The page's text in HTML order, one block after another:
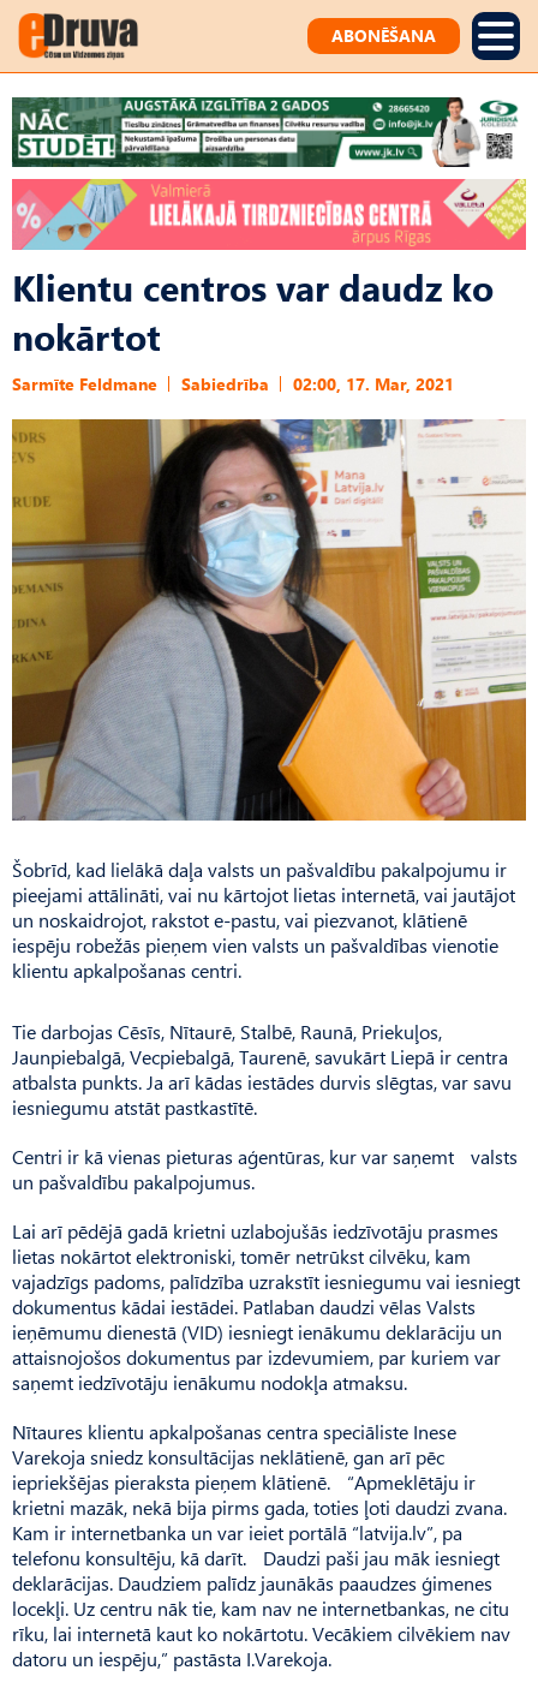
ABONĒŠANA
Klientu centros var daudz ko
nokārtot
Sarmīte Feldmane Sabiedrība 02:00, 17. Mar, 2021
Šobrīd, kad lielākā daļa valsts un pašvaldību pakalpojumu ir
pieejami attālināti, vai nu kārtojot lietas internetā, vai jautājot
un noskaidrojot, rakstot e-pastu, vai piezvanot, klātienē
iespēju robežās pieņem vien valsts un pašvaldības vienotie
klientu apkalpošanas centri.
Tie darbojas Cēsīs, Nītau­rē, Stalbē, Raunā, Priekuļos,
Jaunpiebalgā, Vecpiebalgā, Tau­renē, savukārt Liepā ir centra
atbalsta punkts. Ja arī kādas iestādes durvis slēgtas, var savu
iesniegumu atstāt pastkastītē.
Centri ir kā vienas pieturas aģentūras, kur var saņemt valsts
un pašvaldību pakalpojumus.
Lai arī pēdējā gadā krietni uzlabojušās iedzīvotāju prasmes
lietas nokārtot elektroniski, tomēr netrūkst cilvēku, kam
vajadzīgs padoms, palīdzība uzrakstīt iesniegumu vai iesniegt
dokumentus kādai iestādei. Patlaban daudzi vēlas Valsts
ieņēmumu dienestā (VID) iesniegt ienākumu deklarāciju un
attaisnojošos dokumentus par izdevumiem, par kuriem var
saņemt iedzīvotāju ienākumu nodokļa atmaksu.
Nītaures klientu apkalpošanas centra speciāliste Inese
Varekoja sniedz konsultācijas neklātienē, gan arī pēc
iepriekšējas pieraksta pieņem klātienē. “Apmeklētāju ir
krietni mazāk, nekā bija pirms gada, toties ļoti daudzi zvana.
Kam ir internetbanka un var ieiet portālā “latvija.lv”, pa
telefonu konsultēju, kā darīt. Daudzi paši jau māk iesniegt
deklarācijas. Daudziem palīdz jaunākās paaudzes ģimenes
locekļi. Uz centru nāk tie, kam nav ne internetbankas, ne citu
rīku, lai internetā kaut ko nokārtotu. Vecākiem cilvēkiem nav
datoru un iespēju,” pastāsta I.Varekoja.